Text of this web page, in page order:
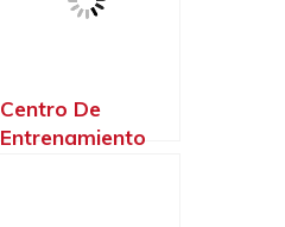
Centro De
Entrenamiento